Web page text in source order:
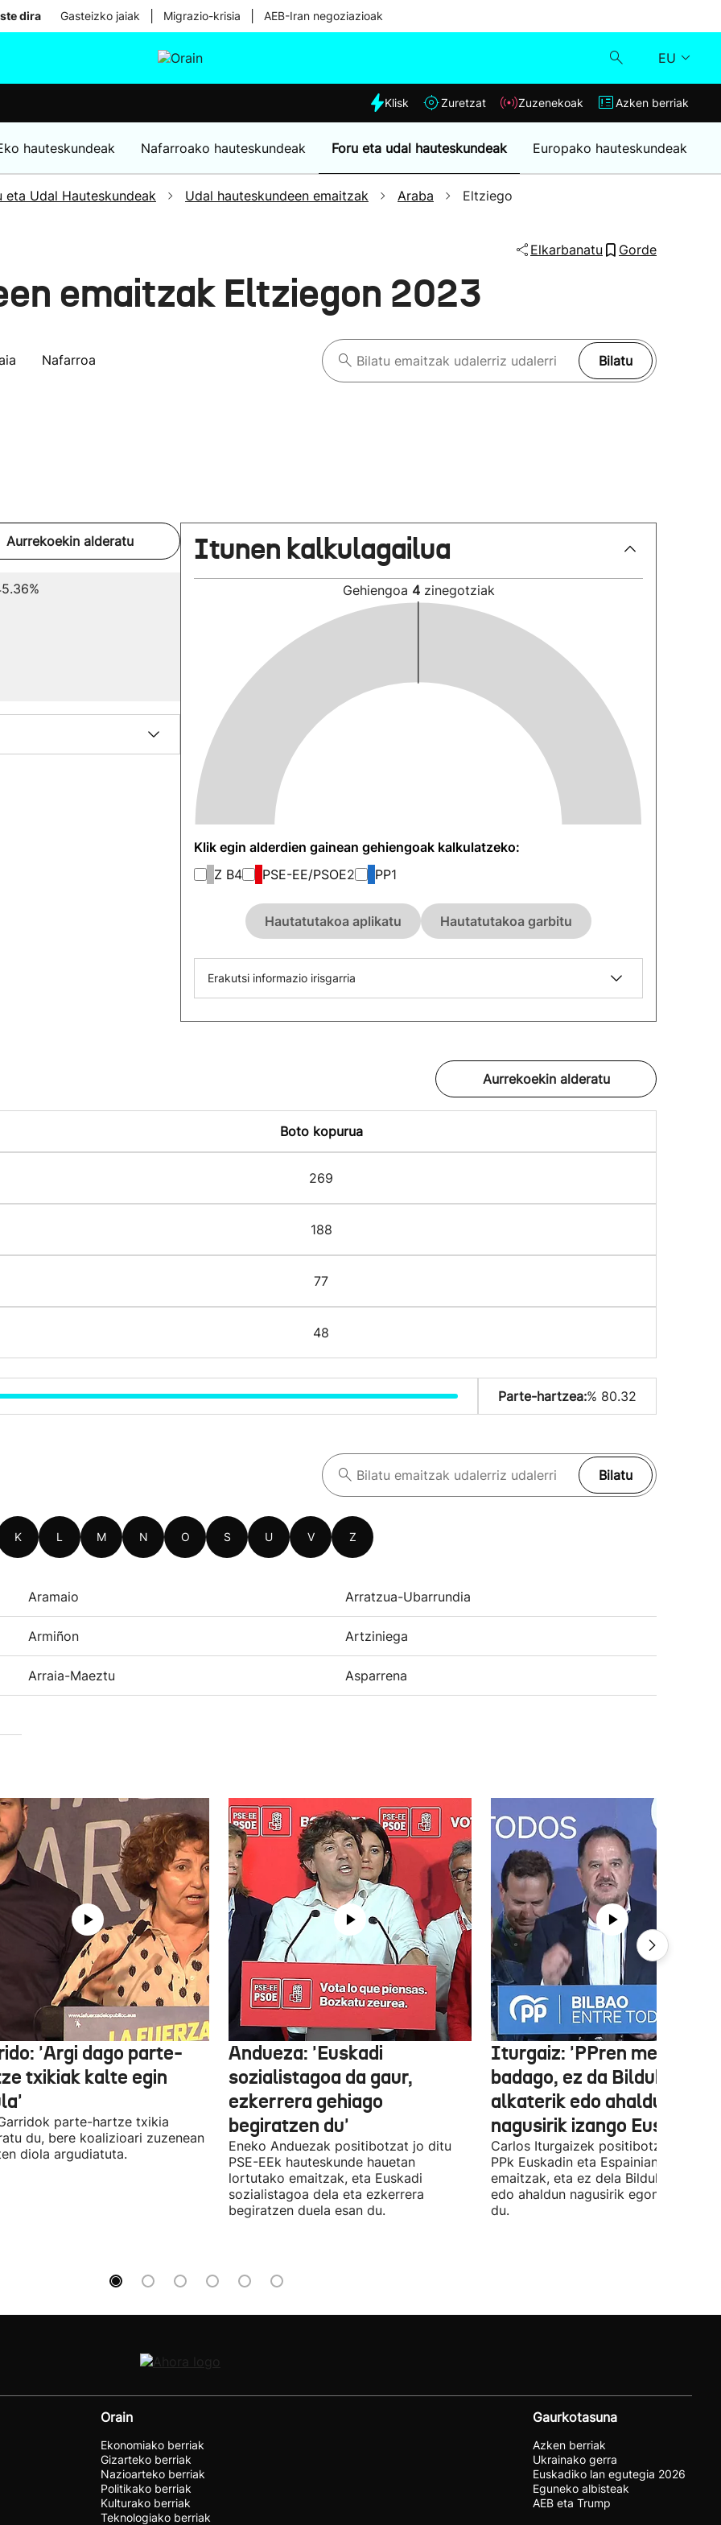
dira Gasteizko jaiak Migrazio-krisia AEB-Iran negoziazioak
EU
Eguraldia
Klisk
Zuzenekoak
Azken berriak
Klisk Zuretzat Zuzenekoak Azken berriak
hauteskundeak Nafarroako hauteskundeak Foru eta udal hauteskundeak Europako hauteskundeak
eta Udal Hauteskundeak Udal hauteskundeen emaitzak Araba Eltziego
Elkarbanatu Gorde
emaitzak Eltziegon 2023
Nafarroa Bilatu
Aurrekoekin alderatu Itunen kalkulagailua
Gehiengoa 4 zinegotziak
Klik egin alderdien gainean gehiengoak kalkulatzeko:
Z B4 PSE-EE/PSOE2 PP1
Hautatutakoa aplikatu Hautatutakoa garbitu
Erakutsi informazio irisgarria
Aurrekoekin alderatu
Boto kopurua
269
188
77
48
Parte-hartzea:% 80.32
Bilatu
K L M N O S U V Z
Aramaio Arratzua-Ubarrundia
Armiñon Artziniega
Arraia-Maeztu Asparrena
'Argi dago parte-
txikiak kalte egin
parte-hartze txikia
du, bere koalizioari zuzenean
diola argudiatuta.
Andueza: 'Euskadi
sozialistagoa da gaur,
ezkerrera gehiago
begiratzen du'
Eneko Anduezak positibotzat jo ditu
PSE-EEk hauteskunde hauetan
lortutako emaitzak, eta Euskadi
sozialistagoa dela eta ezkerrera
begiratzen duela esan du.
Iturgaiz: 'PPren menpe
badago, ez da Bilduko
alkaterik edo ahaldun
nagusirik izango Euskadin'
Carlos Iturgaizek positibotzat jo ditu
PPk Euskadin eta Espainian lortutako
emaitzak, eta ez dela Bilduko
edo ahaldun nagusirik egongo
du.
Orain
Ekonomiako berriak
Gizarteko berriak
Nazioarteko berriak
Politikako berriak
Kulturako berriak
Teknologiako berriak
Gaurkotasuna
Azken berriak
Ukrainako gerra
Euskadiko lan egutegia 2026
Eguneko albisteak
AEB eta Trump